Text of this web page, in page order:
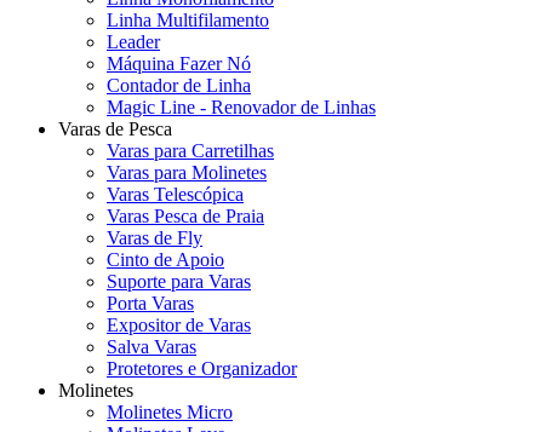
Linha Multifilamento
Leader
Máquina Fazer Nó
Contador de Linha
Magic Line - Renovador de Linhas
Varas de Pesca
Varas para Carretilhas
Varas para Molinetes
Varas Telescópica
Varas Pesca de Praia
Varas de Fly
Cinto de Apoio
Suporte para Varas
Porta Varas
Expositor de Varas
Salva Varas
Protetores e Organizador
Molinetes
Molinetes Micro